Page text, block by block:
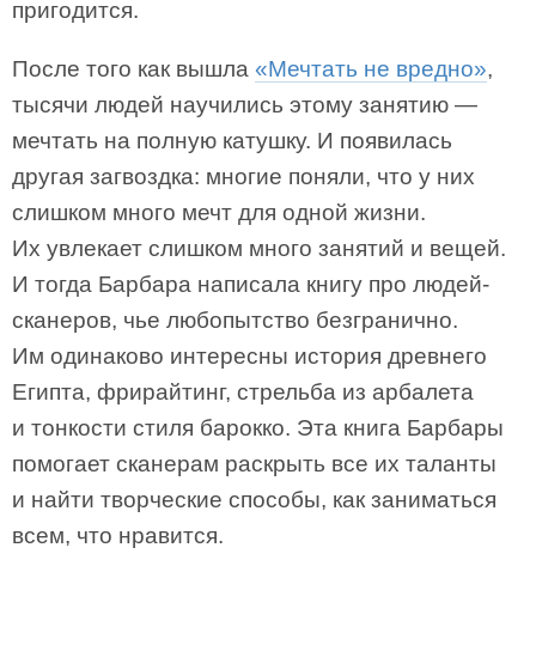
пригодится.
После того как вышла «Мечтать не вредно»,
тысячи людей научились этому занятию —
мечтать на полную катушку. И появилась
другая загвоздка: многие поняли, что у них
слишком много мечт для одной жизни.
Их увлекает слишком много занятий и вещей.
И тогда Барбара написала книгу про людей-
сканеров, чье любопытство безгранично.
Им одинаково интересны история древнего
Египта, фрирайтинг, стрельба из арбалета
и тонкости стиля барокко. Эта книга Барбары
помогает сканерам раскрыть все их таланты
и найти творческие способы, как заниматься
всем, что нравится.